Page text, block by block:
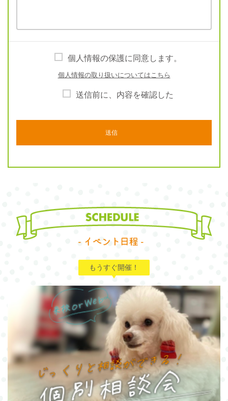
個人情報の保護に同意します。
個人情報の取り扱いについてはこちら
送信前に、内容を確認した
もうすぐ開催！